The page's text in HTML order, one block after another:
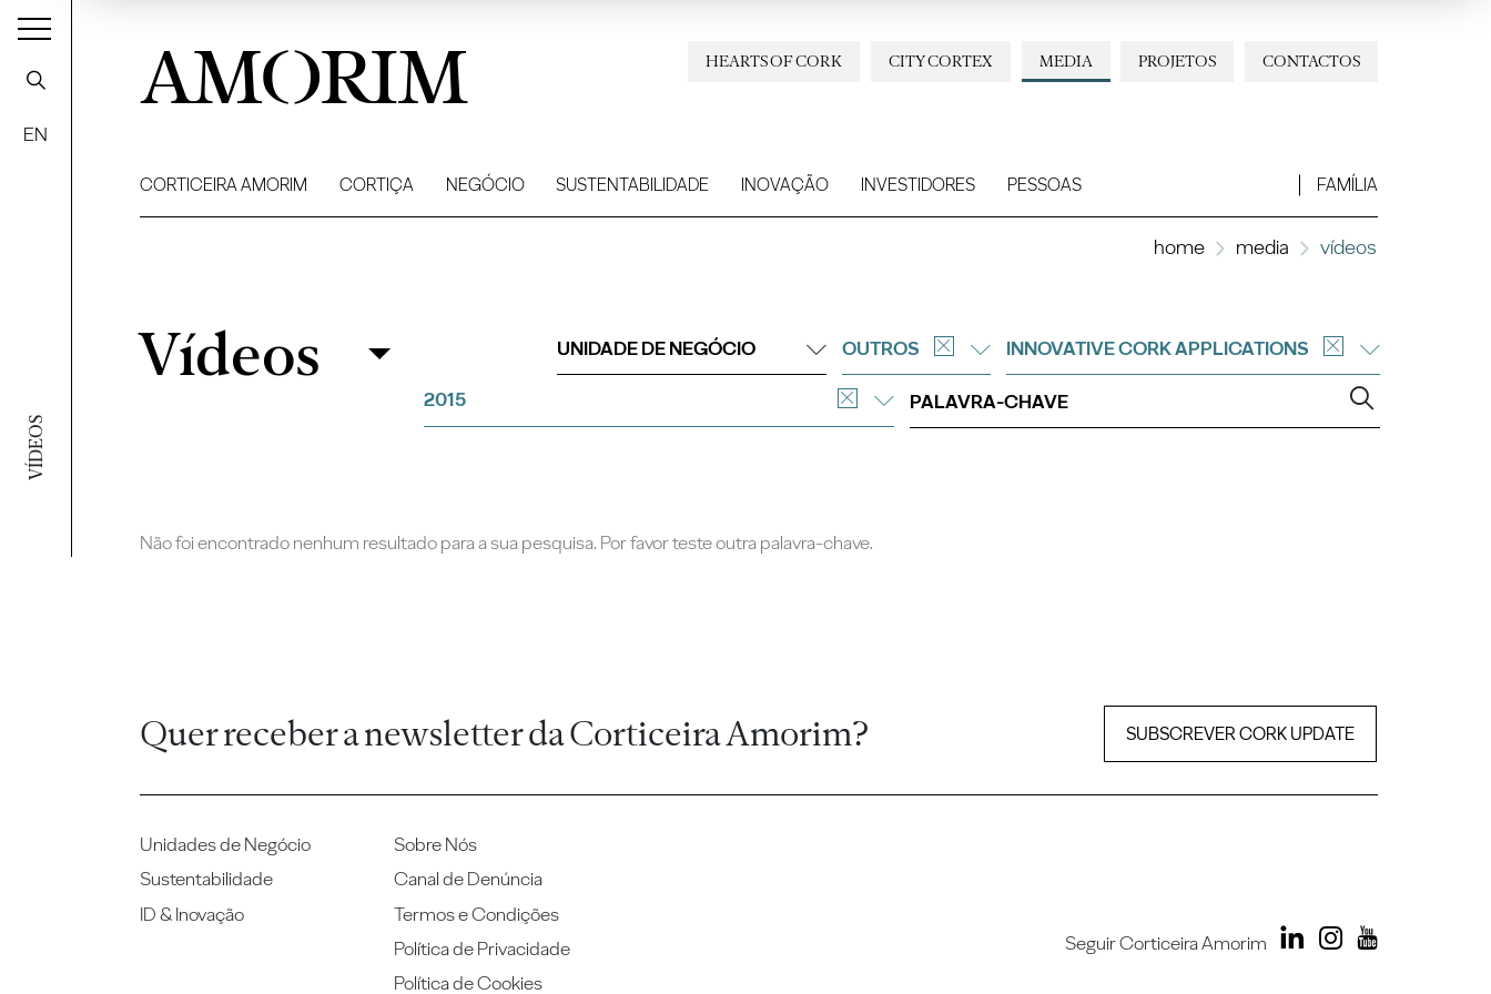
VÍDEOS
EN
AMORIM CONTACTOS
PROJETOS
MEDIA
CITY CORTEX
HEARTS OF CORK
CORTICEIRA AMORIM CORTIÇA NEGÓCIO SUSTENTABILIDADE INOVAÇÃO INVESTIDORES PESSOAS FAMÍLIA
home media vídeos
Filtrar
Vídeos UNIDADE DE NEGÓCIO OUTROS INNOVATIVE CORK APPLICATIONS
2015
Não foi encontrado nenhum resultado para a sua pesquisa. Por favor teste outra palavra-chave.
Quer receber a newsletter da Corticeira Amorim? SUBSCREVER CORK UPDATE
Unidades de Negócio
Sustentabilidade
ID & Inovação
Sobre Nós
Canal de Denúncia
Termos e Condições
Política de Privacidade
Política de Cookies
Seguir Corticeira Amorim